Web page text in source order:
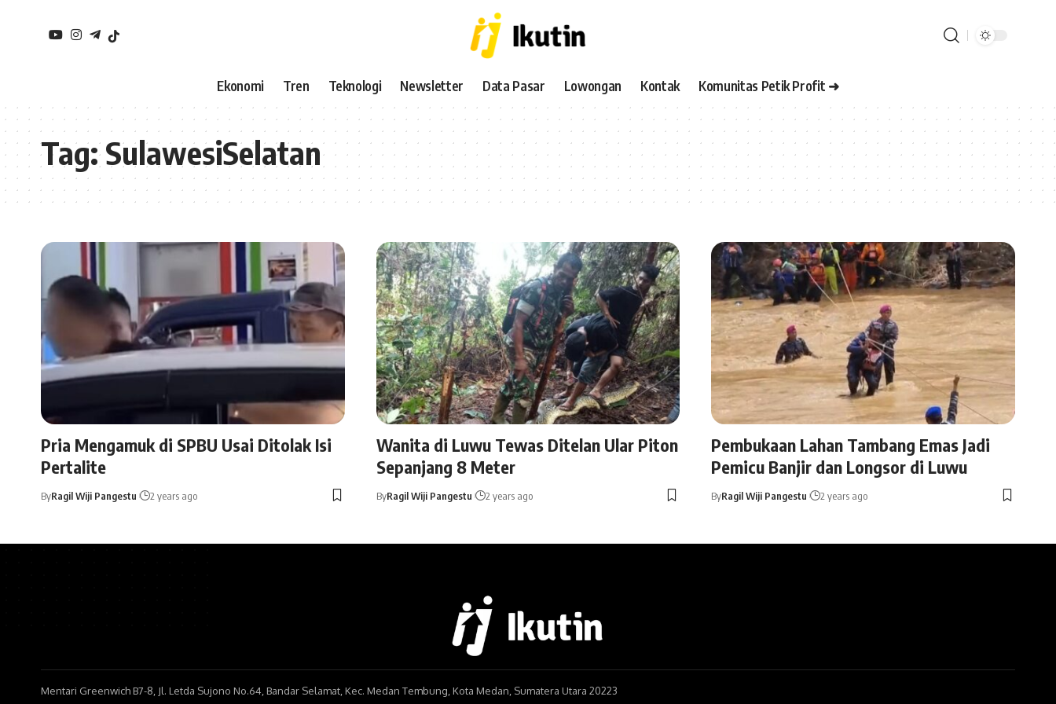
Ekonomi Tren Teknologi Newsletter Data Pasar Lowongan Kontak Komunitas Petik Profit ➜
Tag:SulawesiSelatan
Pria Mengamuk di SPBU Usai Ditolak Isi
Pertalite
ByRagil Wiji Pangestu 2 years ago
Wanita di Luwu Tewas Ditelan Ular Piton
Sepanjang 8 Meter
ByRagil Wiji Pangestu 2 years ago
Pembukaan Lahan Tambang Emas Jadi
Pemicu Banjir dan Longsor di Luwu
ByRagil Wiji Pangestu 2 years ago
Mentari Greenwich B7-8, Jl. Letda Sujono No.64, Bandar Selamat, Kec. Medan Tembung, Kota Medan, Sumatera Utara 20223